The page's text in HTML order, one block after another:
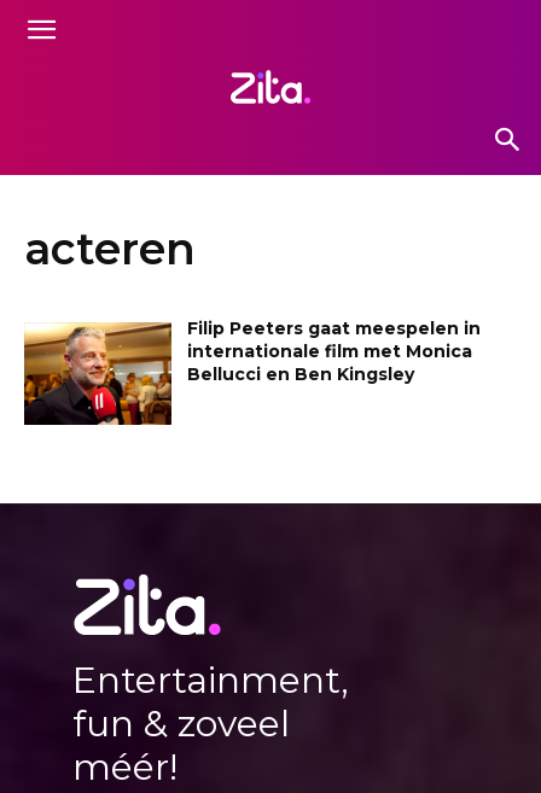
acteren
Filip Peeters gaat meespelen in
internationale film met Monica
Bellucci en Ben Kingsley
Entertainment,
fun & zoveel
méér!